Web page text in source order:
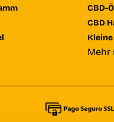
CBD-
CBD
Mehr